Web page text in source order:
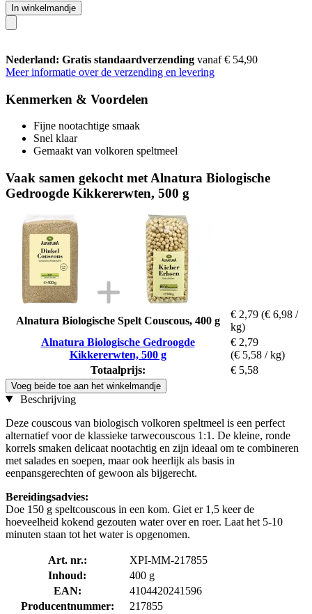
In winkelmandje
Nederland: Gratis standaardverzending vanaf € 54,90
Meer informatie over de verzending en levering
Kenmerken & Voordelen
Fijne nootachtige smaak
Snel klaar
Gemaakt van volkoren speltmeel
Vaak samen gekocht met Alnatura Biologische
Gedroogde Kikkererwten, 500 g
Alnatura Biologische Spelt Couscous, 400 g
€ 2,79 (€ 6,98 /
kg)
Alnatura Biologische Gedroogde
Kikkererwten, 500 g
€ 2,79
(€ 5,58 / kg)
Totaalprijs:
€ 5,58
Voeg beide toe aan het winkelmandje
Beschrijving
Deze couscous van biologisch volkoren speltmeel is een perfect
alternatief voor de klassieke tarwecouscous 1:1. De kleine, ronde
korrels smaken delicaat nootachtig en zijn ideaal om te combineren
met salades en soepen, maar ook heerlijk als basis in
eenpansgerechten of gewoon als bijgerecht.
Bereidingsadvies:
Doe 150 g speltcouscous in een kom. Giet er 1,5 keer de
hoeveelheid kokend gezouten water over en roer. Laat het 5-10
minuten staan tot het water is opgenomen.
Art. nr.:
XPI-MM-217855
Inhoud:
400 g
EAN:
4104420241596
Producentnummer:
217855